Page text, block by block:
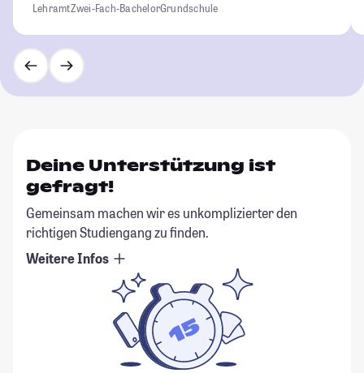
LehramtZwei-Fach-BachelorGrundschule
Deine Unterstützung ist
gefragt!
Gemeinsam machen wir es unkomplizierter den
richtigen Studiengang zu finden.
Weitere Infos